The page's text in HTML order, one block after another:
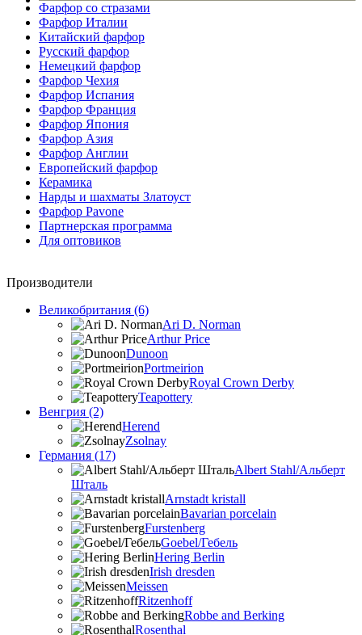
Фарфор со стразами
Фарфор Италии
Китайский фарфор
Русский фарфор
Немецкий фарфор
Фарфор Чехия
Фарфор Испания
Фарфор Франция
Фарфор Япония
Фарфор Азия
Фарфор Англии
Европейский фарфор
Керамика
Нарды и шахматы Златоуст
Фарфор Pavone
Партнерская программа
Для оптовиков
Производители
Великобритания (6)
Ari D. Norman
Arthur Price
Dunoon
Portmeirion
Royal Crown Derby
Teapottery
Венгрия (2)
Herend
Zsolnay
Германия (17)
Albert Stahl/Альбеpт
Шталь
Arnstadt kristall
Bavarian porcelain
Furstenberg
Goebel/Гебель
Hering Berlin
Irish dresden
Meissen
Ritzenhoff
Robbe and Berking
Rosenthal